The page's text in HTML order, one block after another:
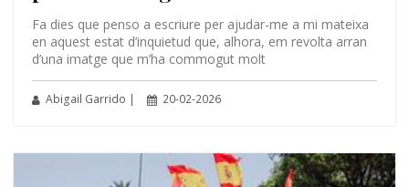
Fa dies que penso a escriure per ajudar-me a mi mateixa
en aquest estat d’inquietud que, alhora, em revolta arran
d’una imatge que m’ha commogut molt
Abigail Garrido | 20-02-2026